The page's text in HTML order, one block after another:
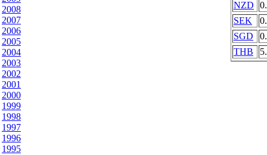
2008
2007
2006
2005
2004
2003
2002
2001
2000
1999
1998
1997
1996
1995
NZD
SEK
SGD
THB